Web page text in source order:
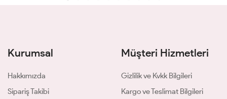
Kurumsal
Hakkımızda
Sipariş Takibi
Müşteri Hizmetleri
Gizlilik ve Kvkk Bilgileri
Kargo ve Teslimat Bilgileri